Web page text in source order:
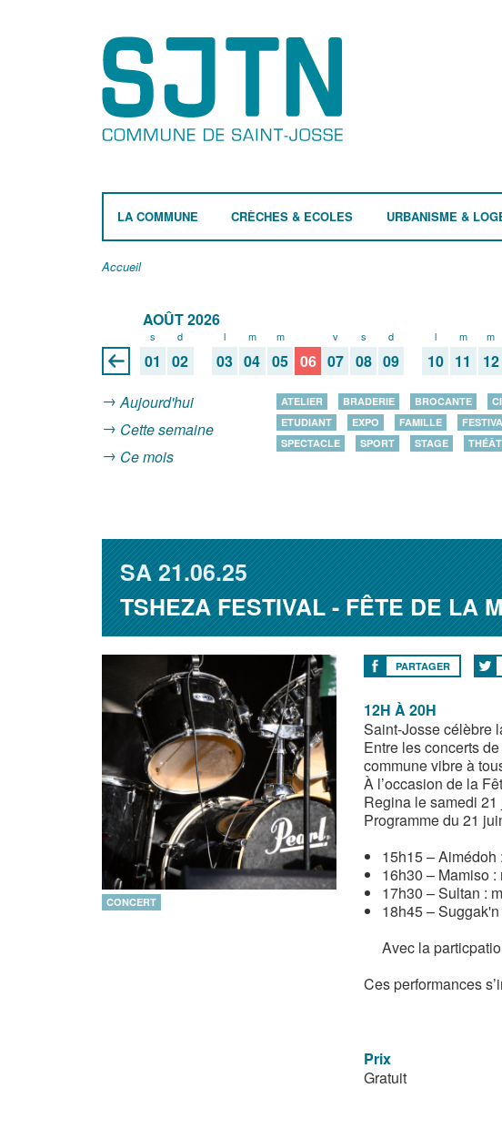
LA COMMUNE CRÈCHES & ECOLES URBANISME &
Accueil
AOÛT 2026
s
01
d
02
l
03
m
04
m
05 06
v
07
s
08
d
09
l
10
m
11
m
12
Aujourd'hui
Cette semaine
Ce mois
ATELIER BRADERIE BROCANTE
ETUDIANT
EXPO FAMILLE
SPECTACLE
SPORT STAGE
SA21.06.25
TSHEZA FESTIVAL - FÊTE DE LA
CONCERT
PARTAGER
12H À 20H
Saint-Josse célèbre
Entre les concerts
commune vibre à
À l’occasion de la
Regina le samedi
Programme du 21
15h15 – Aimédoh
16h30 – Mamiso :
17h30 – Sultan :
18h45 –
Avec la
Ces performances
Prix
Gratuit